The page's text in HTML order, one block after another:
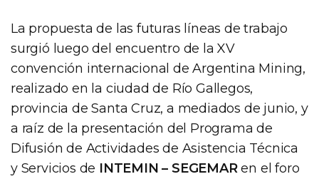
La propuesta de las futuras líneas de trabajo
surgió luego del encuentro de la XV
convención internacional de Argentina Mining,
realizado en la ciudad de Río Gallegos,
provincia de Santa Cruz, a mediados de junio, y
a raíz de la presentación del Programa de
Difusión de Actividades de Asistencia Técnica
y Servicios de INTEMIN – SEGEMARen el foro